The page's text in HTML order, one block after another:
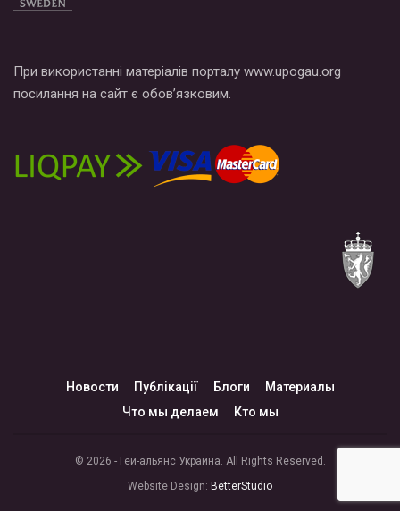
При використанні матеріалів порталу www.upogau.org
посилання на сайт є обов’язковим.
Новости Публікації Блоги
Материалы
Что мы делаем
Кто мы
© 2026 - Гей-альянс Украина. All Rights Reserved.
Website Design: BetterStudio